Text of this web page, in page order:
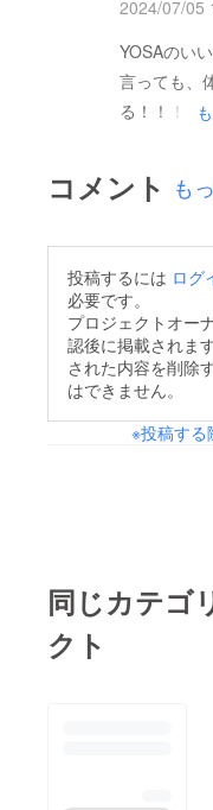
2024/07/05
YOSAのい
言っても、
る！！！運
で痩せるな
ぎませんか
言ってるん
の？？って
もいらっし
ます。最初
いました
イエット以
態だった友
コメント も
投稿するには ログ
必要です。
プロジェクトオー
認後に掲載されま
された内容を削除
はできません。
※投稿する
同じカテゴ
クト